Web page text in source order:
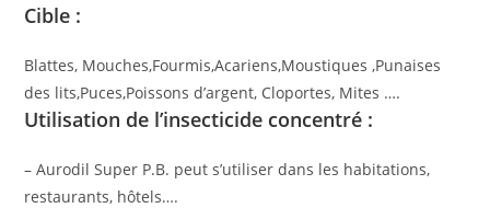
Cible :
Blattes, Mouches,Fourmis,Acariens,Moustiques ,Punaises
des lits,Puces,Poissons d’argent, Cloportes, Mites ….
Utilisation de l’insecticide concentré :
– Aurodil Super P.B. peut s’utiliser dans les habitations,
restaurants, hôtels….